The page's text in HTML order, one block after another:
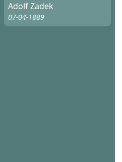
Adolf Zadek
07-04-1889